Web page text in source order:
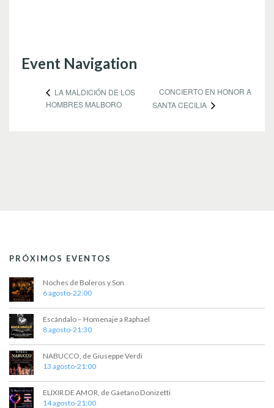
Event Navigation
LA MALDICIÓN DE LOS
HOMBRES MALBORO
CONCIERTO EN HONOR A
SANTA CECILIA
PRÓXIMOS EVENTOS
Noches de Boleros y Son
6 agosto-22:00
Escándalo – Homenaje a Raphael
8 agosto-21:30
NABUCCO, de Giuseppe Verdi
13 agosto-21:00
ELIXIR DE AMOR, de Gaetano Donizetti
14 agosto-21:00